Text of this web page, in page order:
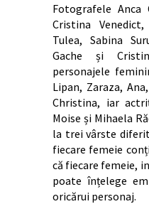
Fotografele Anca
Cristina
Tulea, Sabina
Gache și
personajele
Lipan, Zaraza,
Christina, iar
Moise și Mihaela
la trei vârste
fiecare femeie
că fiecare femeie,
poate înțelege
oricărui personaj.